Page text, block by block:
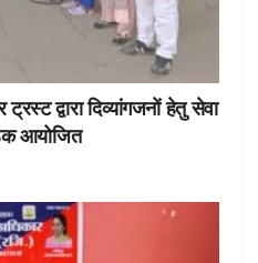
द्वारा दिव्यांगजनों हेतु सेवा
आयोजित